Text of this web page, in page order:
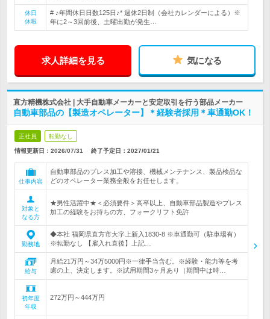
休日
休暇
# ♪年間休日日数125日♪* 週休2日制（会社カレンダーによる）※
年に2～3回前後、土曜出勤が発生…
求人詳細を見る 気になる
直方精機株式会社 | 大手自動車メーカーと安定取引を行う部品メーカー
自動車部品の【製造オペレーター】＊経験者採用＊車通勤OK！
正社員 転勤なし
情報更新日：2026/07/31 終了予定日： 2027/01/21
仕事内容
自動車部品のプレス加工や溶接、機械メンテナンス、製品検品な
どのオペレーター業務全般をお任せします。
対象と
なる方
★男性活躍中★＜必須要件＞高卒以上、自動車部品製造やプレス
加工の経験をお持ちの方、フォークリフト免許
勤務地
◆本社 福岡県直方市大字上新入1830-8 ※車通勤可（駐車場有）
※転勤なし 【雇入れ直後】上記…
給与
月給21万円～34万5000円※一律手当含む。※経験・能力等を考
慮の上、決定します。※試用期間3ヶ月あり（期間中は時…
初年度
年収
272万円～444万円